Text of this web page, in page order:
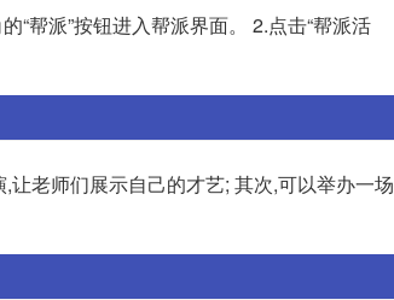
“帮派”按钮进入帮派界面。 2.点击“帮派活
老师们展示自己的才艺; 其次,可以举办一场